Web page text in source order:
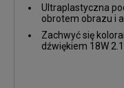
Ultraplastyczna
obrotem obrazu i
każdy kąt widzenia
Zachwyć się
dźwiękiem 18W